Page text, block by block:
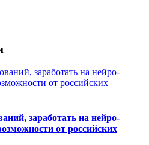
заработать на нейро-
от российских